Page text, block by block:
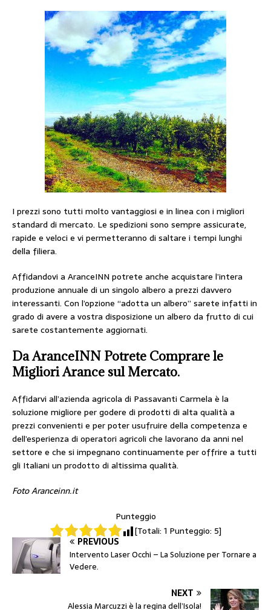
I prezzi sono tutti molto vantaggiosi e in linea con i migliori
standard di mercato. Le spedizioni sono sempre assicurate,
rapide e veloci e vi permetteranno di saltare i tempi lunghi
della filiera.
Affidandovi a AranceINN potrete anche acquistare l’intera
produzione annuale di un singolo albero a prezzi davvero
interessanti. Con l’opzione “adotta un albero” sarete infatti in
grado di avere a vostra disposizione un albero da frutto di cui
sarete costantemente aggiornati.
Da AranceINN Potrete Comprare le
Migliori Arance sul Mercato.
Affidarvi all’azienda agricola di Passavanti Carmela è la
soluzione migliore per godere di prodotti di alta qualità a
prezzi convenienti e per poter usufruire della competenza e
dell’esperienza di operatori agricoli che lavorano da anni nel
settore e che si impegnano continuamente per offrire a tutti
gli Italiani un prodotto di altissima qualità.
Foto Aranceinn.it
Punteggio
[Totali: 1 Punteggio: 5]
PREVIOUS
Intervento Laser Occhi – La Soluzione per Tornare a
Vedere.
NEXT
Alessia Marcuzzi è la regina dell’Isola!